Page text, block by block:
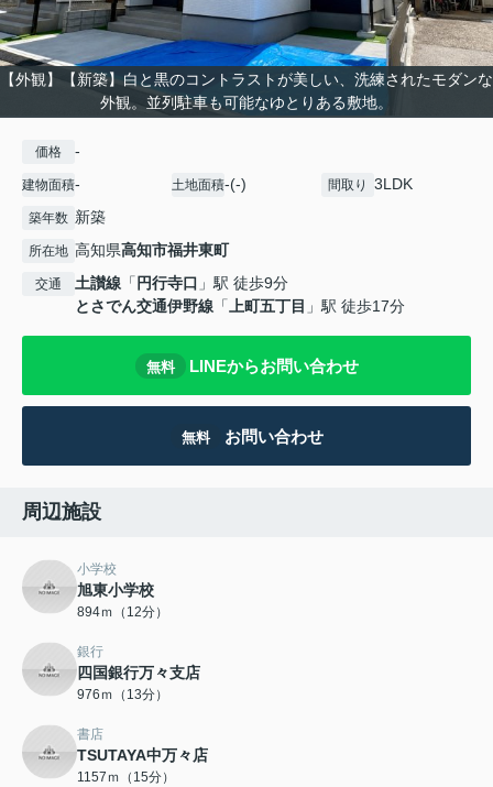
【外観】【新築】白と黒のコントラストが美しい、洗練されたモダンな
外観。並列駐車も可能なゆとりある敷地。
価格 -
建物面積- 土地面積-(-) 間取り 3LDK
築年数 新築
所在地 高知県高知市福井東町
交通 土讃線 「 円行寺口 」駅 徒歩9分
とさでん交通伊野線 「上町五丁目 」駅 徒歩17分
無料 LINEからお問い合わせ
無料 お問い合わせ
周辺施設
小学校
旭東小学校
894ｍ（12分）
銀行
四国銀行万々支店
976ｍ（13分）
書店
TSUTAYA中万々店
1157ｍ（15分）